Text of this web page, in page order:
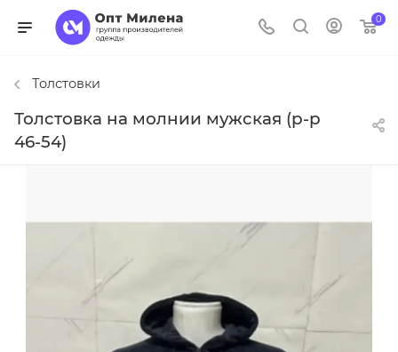
0
Толстовки
Толстовка на молнии мужская (р-р
46-54)